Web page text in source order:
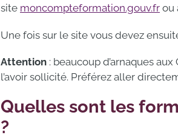
site moncompteformation.gouv.fr ou
Une fois sur le site vous devez
Attention : beaucoup d’arnaques
l’avoir sollicité. Préférez aller
Quelles sont les
?